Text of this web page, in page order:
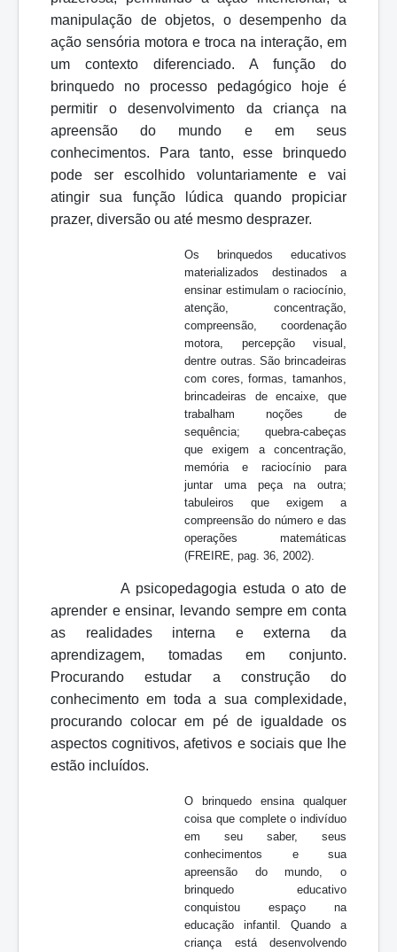
manipulação de objetos, o desempenho da
ação sensória motora e troca na interação, em
um contexto diferenciado. A função do
brinquedo no processo pedagógico hoje é
permitir o desenvolvimento da criança na
apreensão do mundo e em seus
conhecimentos. Para tanto, esse brinquedo
pode ser escolhido voluntariamente e vai
atingir sua função lúdica quando propiciar
prazer, diversão ou até mesmo desprazer.
Os brinquedos educativos
materializados destinados a
ensinar estimulam o raciocínio,
atenção, concentração,
compreensão, coordenação
motora, percepção visual,
dentre outras. São brincadeiras
com cores, formas, tamanhos,
brincadeiras de encaixe, que
trabalham noções de
sequência; quebra-cabeças
que exigem a concentração,
memória e raciocínio para
juntar uma peça na outra;
tabuleiros que exigem a
compreensão do número e das
operações matemáticas
(FREIRE, pag. 36, 2002).
A psicopedagogia estuda o ato de
aprender e ensinar, levando sempre em conta
as realidades interna e externa da
aprendizagem, tomadas em conjunto.
Procurando estudar a construção do
conhecimento em toda a sua complexidade,
procurando colocar em pé de igualdade os
aspectos cognitivos, afetivos e sociais que lhe
estão incluídos.
O brinquedo ensina qualquer
coisa que complete o indivíduo
em seu saber, seus
conhecimentos e sua
apreensão do mundo, o
brinquedo educativo
conquistou espaço na
educação infantil. Quando a
criança está desenvolvendo